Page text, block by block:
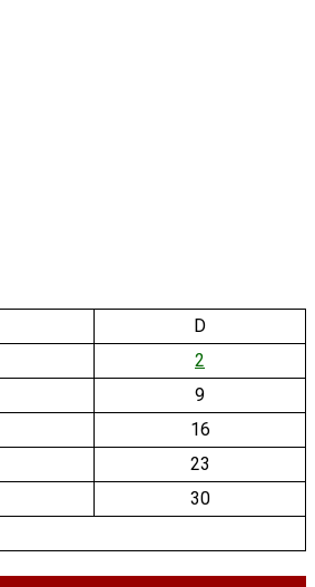
D
2
9
16
23
30